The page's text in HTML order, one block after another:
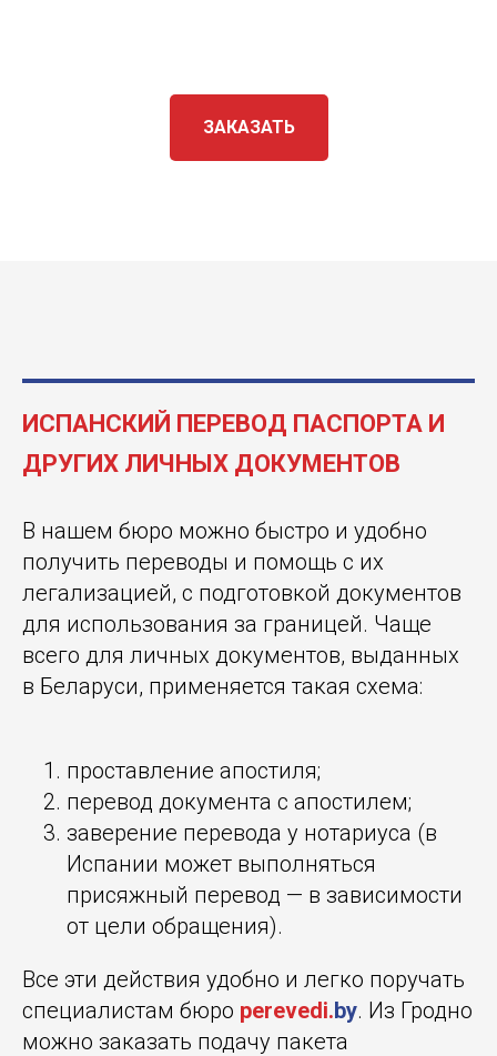
ЗАКАЗАТЬ
ИСПАНСКИЙ ПЕРЕВОД ПАСПОРТА И
ДРУГИХ ЛИЧНЫХ ДОКУМЕНТОВ
В нашем бюро можно быстро и удобно
получить переводы и помощь с их
легализацией, с подготовкой документов
для использования за границей. Чаще
всего для личных документов, выданных
в Беларуси, применяется такая схема:
проставление апостиля;
перевод документа с апостилем;
заверение перевода у нотариуса (в
Испании может выполняться
присяжный перевод — в зависимости
от цели обращения).
Все эти действия удобно и легко поручать
специалистам бюро perevedi.by. Из Гродно
можно заказать подачу пакета